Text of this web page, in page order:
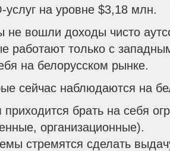
услуг на уровне $3,18 млн.
не вошли доходы чисто
работают только с
на белорусском рынке.
сейчас наблюдаются на
брать на себя
организационные).
стремятся сделать